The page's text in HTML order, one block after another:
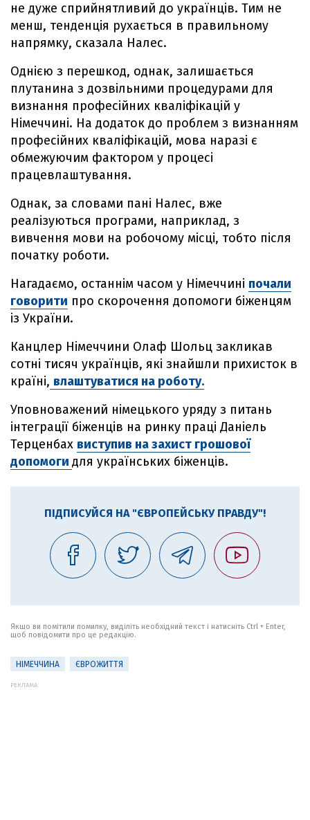
не дуже сприйнятливий до українців. Тим не
менш, тенденція рухається в правильному
напрямку, сказала Налес.
Однією з перешкод, однак, залишається
плутанина з дозвільними процедурами для
визнання професійних кваліфікацій у
Німеччині. На додаток до проблем з визнанням
професійних кваліфікацій, мова наразі є
обмежуючим фактором у процесі
працевлаштування.
Однак, за словами пані Налес, вже
реалізуються програми, наприклад, з
вивчення мови на робочому місці, тобто після
початку роботи.
Нагадаємо, останнім часом у Німеччині почали
говорити про скорочення допомоги біженцям
із України.
Канцлер Німеччини Олаф Шольц закликав
сотні тисяч українців, які знайшли прихисток в
країні, влаштуватися на роботу.
Уповноважений німецького уряду з питань
інтеграції біженців на ринку праці Даніель
Терценбах виступив на захист грошової
допомоги для українських біженців.
ПІДПИСУЙСЯ НА "ЄВРОПЕЙСЬКУ ПРАВДУ"!
Якщо ви помітили помилку, виділіть необхідний текст і натисніть Ctrl + Enter,
щоб повідомити про це редакцію.
НІМЕЧЧИНА ЄВРОЖИТТЯ
РЕКЛАМА: